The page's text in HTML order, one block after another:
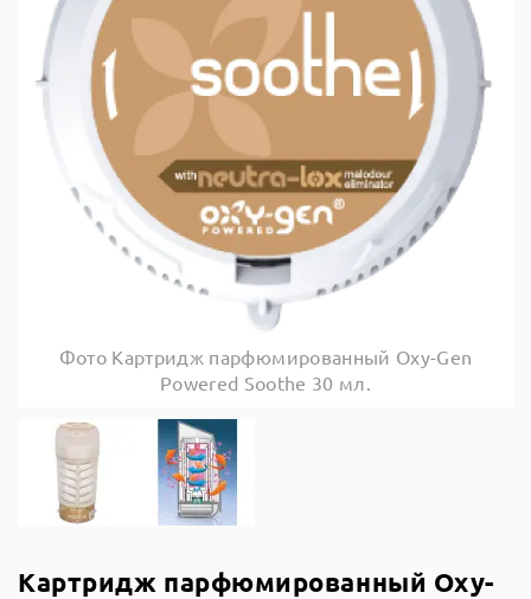
Фото Картридж парфюмированный Oxy-Gen
Powered Soothe 30 мл.
Картридж парфюмированный Oxy-